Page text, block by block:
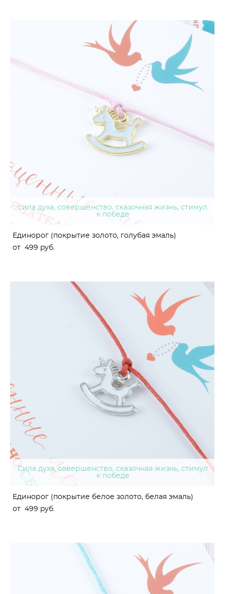
сила духа, совершенство, сказочная жизнь, стимул
к победе
Единорог (покрытие золото, голубая эмаль)
от 499 pуб.
Сила духа, совершенство, сказочная жизнь, стимул
к победе
Единорог (покрытие белое золото, белая эмаль)
от 499 pуб.